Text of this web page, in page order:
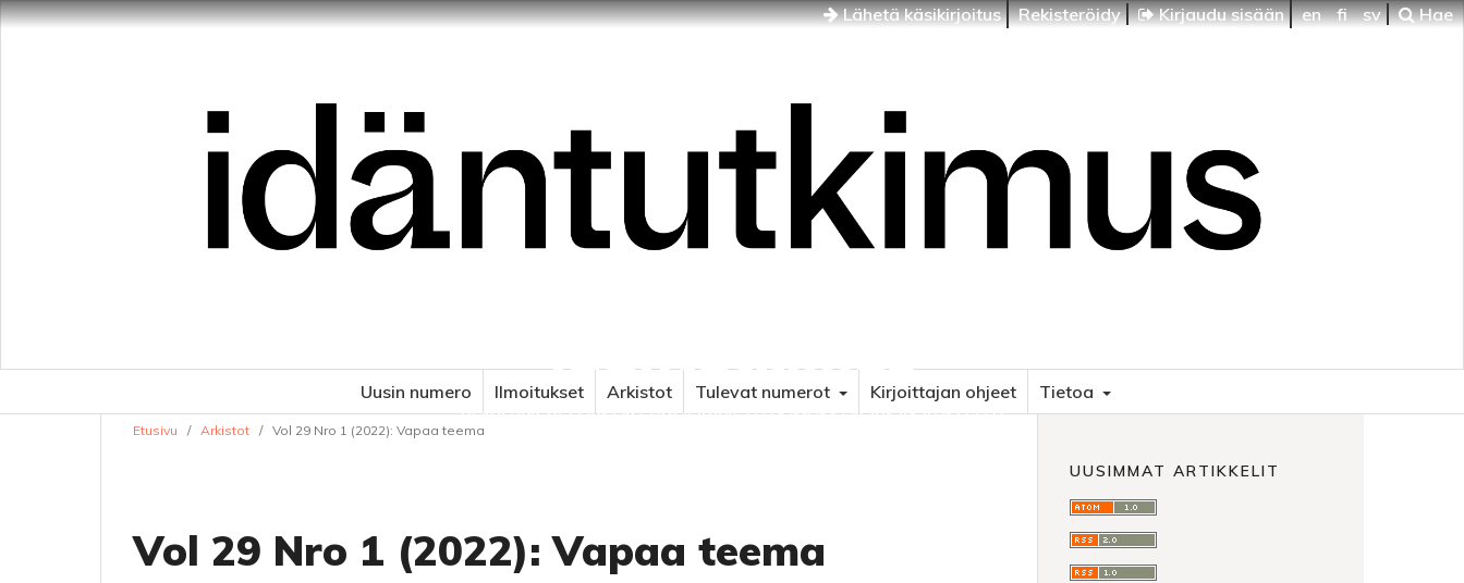
Lähetä käsikirjoitus Rekisteröidy Kirjaudu sisään en fi sv Hae
Idäntutkimus
VENÄJÄN JA ITÄISEN EUROOPAN TUTKIMUKSEN AIKAKAUSLEHTI
Uusin numero Ilmoitukset Arkistot Tulevat numerot Kirjoittajan ohjeet Tietoa
Etusivu / Arkistot / Vol 29 Nro 1 (2022): Vapaa teema
Vol 29 Nro 1 (2022): Vapaa teema
UUSIMMAT ARTIKKELIT